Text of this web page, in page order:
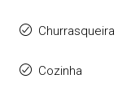
Churrasqueira
Cozinha